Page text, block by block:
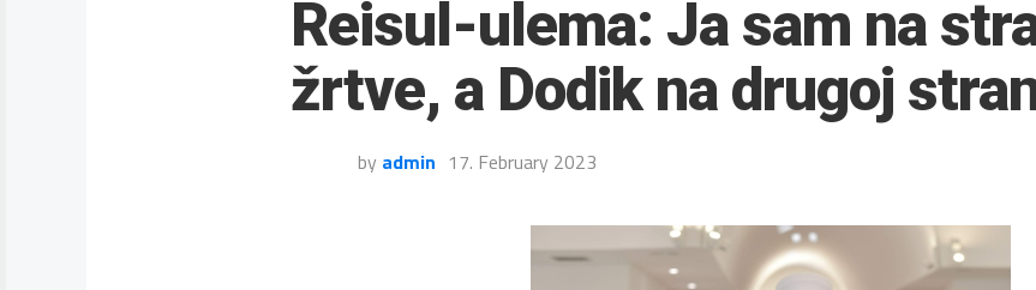
Reisul-ulema: Ja sam na
žrtve, a Dodik na drugoj
by admin 17. February 2023